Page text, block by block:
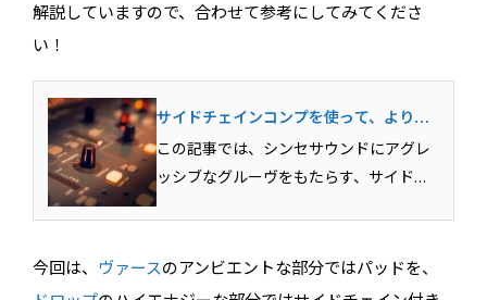
解説していますので、合わせて参考にしてみてくださ
い！
サイドチェインコンプを使って、よりグ
ルーヴィーなシンセサウンドを作ろう！
この記事では、シンセサウンドにアグレ
ッシブなグルーヴをもたらす、サイドチ
で、よりグルーヴィーでノリの良いトラ
ックを作ることができますので、しっか
今回は、 ヴァースのアンビエントな部分ではパッドを、